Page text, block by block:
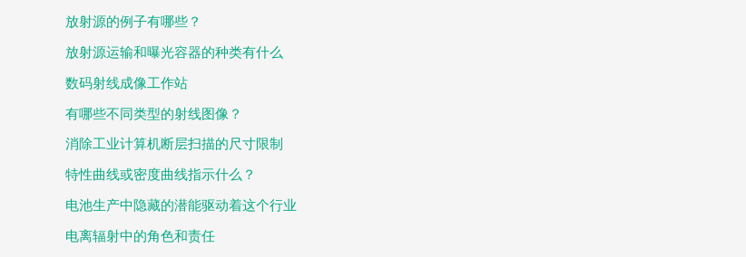
放射源的例子有哪些？
放射源运输和曝光容器的种类有什么
数码射线成像工作站
有哪些不同类型的射线图像？
消除工业计算机断层扫描的尺寸限制
特性曲线或密度曲线指示什么？
电池生产中隐藏的潜能驱动着这个行业
电离辐射中的角色和责任